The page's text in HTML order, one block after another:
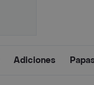
Adiciones